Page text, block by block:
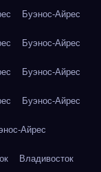
Буэнос-Айрес
Буэнос-Айрес
Буэнос-Айрес
Буэнос-Айрес
Айрес
Владивосток